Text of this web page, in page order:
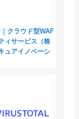
クラウド型WAF
ィサービス（株
ュアイノベーシ